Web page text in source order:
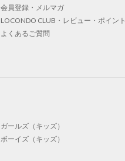
会員登録・メルマガ
LOCONDO CLUB・レビュー・ポイント
よくあるご質問
ガールズ（キッズ）
ボーイズ（キッズ）